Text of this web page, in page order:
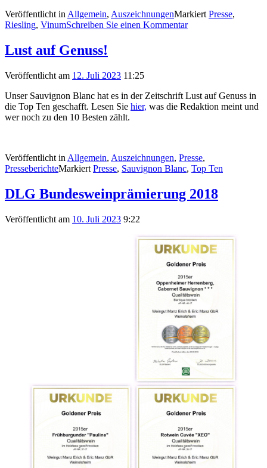
Veröffentlicht in Allgemein, AuszeichnungenMarkiert Presse,
Riesling, VinumSchreiben Sie einen Kommentar
Lust auf Genuss!
Veröffentlicht am 12. Juli 2023 11:25
Unser Sauvignon Blanc hat es in der Zeitschrift Lust auf Genuss in
die Top Ten geschafft. Lesen Sie hier, was die Redaktion meint und
wer noch zu den 10 Besten zählt.
Veröffentlicht in Allgemein, Auszeichnungen, Presse,
PresseberichteMarkiert Presse, Sauvignon Blanc, Top Ten
DLG Bundesweinprämierung 2018
Veröffentlicht am 10. Juli 2023 9:22